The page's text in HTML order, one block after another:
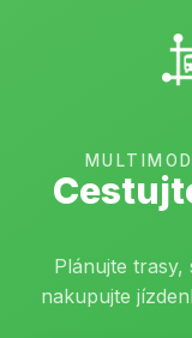
Plánujte trasy,
nakupujte